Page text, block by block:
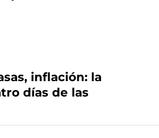
inflación: la
días de las